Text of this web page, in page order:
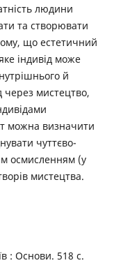
людини
та створювати
що естетичний
індивід може
й
через мистецтво,
можна визначити
чуттєво-
осмисленням (у
мистецтва.
: Основи. 518 с.